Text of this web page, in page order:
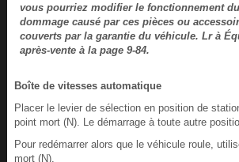
vous pourriez modifier le fonctionnement
dommage causé par ces pièces ou
couverts par la garantie du véhicule. Lr à
après-vente à la page 9-84.
Boîte de vitesses automatique
Placer le levier de sélection en position de
point mort (N). Le démarrage à toute autre
Pour redémarrer alors que le véhicule roule,
mort (N).